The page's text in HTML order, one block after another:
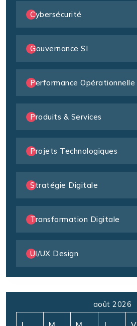
Cybersécurité
Gouvernance SI
Performance Opérationnelle
Produits & Services
Projets Technologiques
Stratégie Digitale
Transformation Digitale
UI/UX Design
août 2026